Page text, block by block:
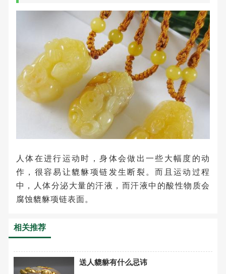
人体在进行运动时，身体会做出一些大幅度的动
作，很容易让貔貅项链发生断裂。而且运动过程
中，人体分泌大量的汗液，而汗液中的酸性物质会
腐蚀貔貅项链表面。
相关推荐
送人貔貅有什么忌讳